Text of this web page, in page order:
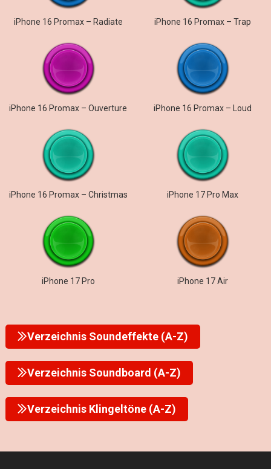
iPhone 16 Promax – Radiate iPhone 16 Promax – Trap
iPhone 16 Promax – Ouverture iPhone 16 Promax – Loud
iPhone 16 Promax – Christmas iPhone 17 Pro Max
iPhone 17 Pro iPhone 17 Air
Verzeichnis Soundeffekte (A-Z)
Verzeichnis Soundboard (A-Z)
Verzeichnis Klingeltöne (A-Z)